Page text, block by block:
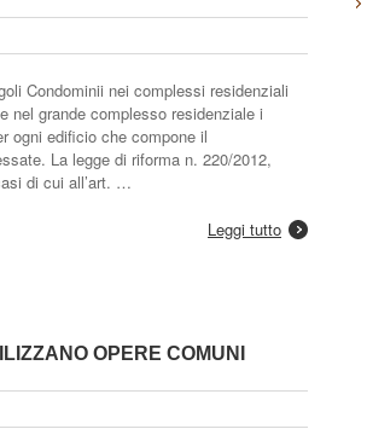
Condominii nei complessi residenziali
grande complesso residenziale i
ogni edificio che compone il
La legge di riforma n. 220/2012,
di cui all’art. …
Leggi tutto
OPERE COMUNI